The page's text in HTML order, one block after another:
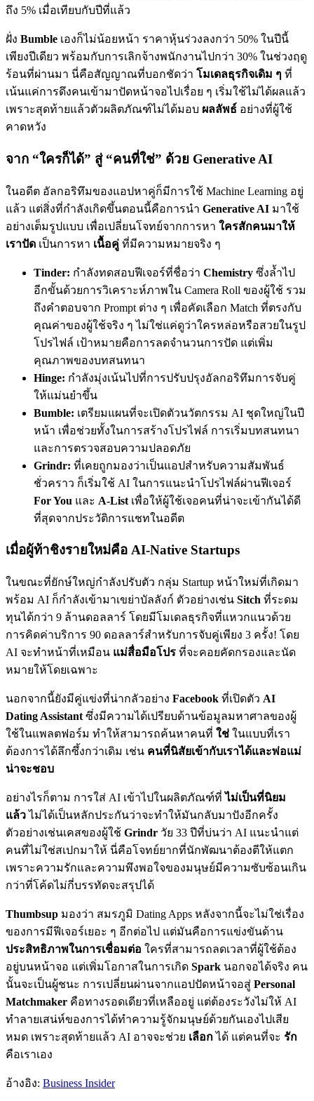
ถึง 5% เมื่อเทียบกับปีที่แล้ว
ฝั่ง Bumble เองก็ไม่น้อยหน้า ราคาหุ้นร่วงลงกว่า 50% ในปีนี้
เพียงปีเดียว พร้อมกับการเลิกจ้างพนักงานไปกว่า 30% ในช่วงฤดู
ร้อนที่ผ่านมา นี่คือสัญญาณที่บอกชัดว่า โมเดลธุรกิจเดิม ๆ ที่
เน้นแค่การดึงคนเข้ามาปัดหน้าจอไปเรื่อย ๆ เริ่มใช้ไม่ได้ผลแล้ว
เพราะสุดท้ายแล้วตัวผลิตภัณฑ์ไม่ได้มอบ ผลลัพธ์ อย่างที่ผู้ใช้
คาดหวัง
จาก “ใครก็ได้” สู่ “คนที่ใช่” ด้วย Generative AI
ในอดีต อัลกอริทึมของแอปหาคู่ก็มีการใช้ Machine Learning อยู่
แล้ว แต่สิ่งที่กำลังเกิดขึ้นตอนนี้คือการนำ Generative AI มาใช้
อย่างเต็มรูปแบบ เพื่อเปลี่ยนโจทย์จากการหา ใครสักคนมาให้
เราปัด เป็นการหา เนื้อคู่ ที่มีความหมายจริง ๆ
Tinder: กำลังทดสอบฟีเจอร์ที่ชื่อว่า Chemistry ซึ่งล้ำไป
อีกขั้นด้วยการวิเคราะห์ภาพใน Camera Roll ของผู้ใช้ รวม
ถึงคำตอบจาก Prompt ต่าง ๆ เพื่อคัดเลือก Match ที่ตรงกับ
คุณค่าของผู้ใช้จริง ๆ ไม่ใช่แค่ดูว่าใครหล่อหรือสวยในรูป
โปรไฟล์ เป้าหมายคือการลดจำนวนการปัด แต่เพิ่ม
คุณภาพของบทสนทนา
Hinge: กำลังมุ่งเน้นไปที่การปรับปรุงอัลกอริทึมการจับคู่
ให้แม่นยำขึ้น
Bumble: เตรียมแผนที่จะเปิดตัวนวัตกรรม AI ชุดใหญ่ในปี
หน้า เพื่อช่วยทั้งในการสร้างโปรไฟล์ การเริ่มบทสนทนา
และการตรวจสอบความปลอดภัย
Grindr: ที่เคยถูกมองว่าเป็นแอปสำหรับความสัมพันธ์
ชั่วคราว ก็เริ่มใช้ AI ในการแนะนำโปรไฟล์ผ่านฟีเจอร์
For You และ A-List เพื่อให้ผู้ใช้เจอคนที่น่าจะเข้ากันได้ดี
ที่สุดจากประวัติการแชทในอดีต
เมื่อผู้ท้าชิงรายใหม่คือ AI-Native Startups
ในขณะที่ยักษ์ใหญ่กำลังปรับตัว กลุ่ม Startup หน้าใหม่ที่เกิดมา
พร้อม AI ก็กำลังเข้ามาเขย่าบัลลังก์ ตัวอย่างเช่น Sitch ที่ระดม
ทุนได้กว่า 9 ล้านดอลลาร์ โดยมีโมเดลธุรกิจที่แหวกแนวด้วย
การคิดค่าบริการ 90 ดอลลาร์สำหรับการจับคู่เพียง 3 ครั้ง! โดย
AI จะทำหน้าที่เหมือน แม่สื่อมือโปร ที่จะคอยคัดกรองและนัด
หมายให้โดยเฉพาะ
นอกจากนี้ยังมีคู่แข่งที่น่ากลัวอย่าง Facebook ที่เปิดตัว AI
Dating Assistant ซึ่งมีความได้เปรียบด้านข้อมูลมหาศาลของผู้
ใช้ในแพลตฟอร์ม ทำให้สามารถค้นหาคนที่ ใช่ ในแบบที่เรา
ต้องการได้ลึกซึ้งกว่าเดิม เช่น คนที่นิสัยเข้ากับเราได้และพ่อแม่
น่าจะชอบ
อย่างไรก็ตาม การใส่ AI เข้าไปในผลิตภัณฑ์ที่ไม่เป็นที่นิยม
แล้วไม่ได้เป็นหลักประกันว่าจะทำให้มันกลับมาปังอีกครั้ง
ตัวอย่างเช่นเคสของผู้ใช้ Grindr วัย 33 ปีที่บ่นว่า AI แนะนำแต่
คนที่ไม่ใช่สเปกมาให้ นี่คือโจทย์ยากที่นักพัฒนาต้องตีให้แตก
เพราะความรักและความพึงพอใจของมนุษย์มีความซับซ้อนเกิน
กว่าที่โค้ดไม่กี่บรรทัดจะสรุปได้
Thumbsup มองว่า สมรภูมิ Dating Apps หลังจากนี้จะไม่ใช่เรื่อง
ของการมีฟีเจอร์เยอะ ๆ อีกต่อไป แต่มันคือการแข่งขันด้าน
ประสิทธิภาพในการเชื่อมต่อ ใครที่สามารถลดเวลาที่ผู้ใช้ต้อง
อยู่บนหน้าจอ แต่เพิ่มโอกาสในการเกิด Spark นอกจอได้จริง คน
นั้นจะเป็นผู้ชนะ การเปลี่ยนผ่านจากแอปปัดหน้าจอสู่ Personal
Matchmaker คือทางรอดเดียวที่เหลืออยู่ แต่ต้องระวังไม่ให้ AI
ทำลายเสน่ห์ของการได้ทำความรู้จักมนุษย์ด้วยกันเองไปเสีย
หมด เพราะสุดท้ายแล้ว AI อาจจะช่วย เลือกได้ แต่คนที่จะ รัก
คือเราเอง
อ้างอิง: Business Insider